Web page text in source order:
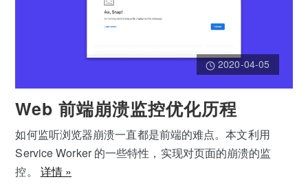
2020-04-05
Web 前端崩溃监控优化历程
如何监听浏览器崩溃一直都是前端的难点。本文利用
Service Worker 的一些特性，实现对页面的崩溃的监
控。 详情 »